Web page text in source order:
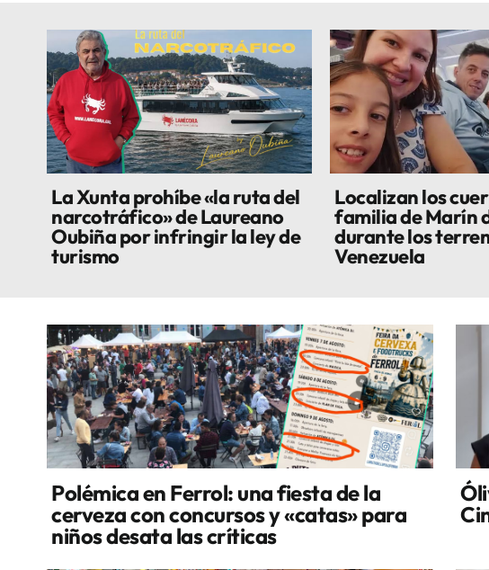
La Xunta prohíbe «la ruta del
narcotráfico» de Laureano
Oubiña por infringir la ley de
turismo
Localizan los
familia de Marín
durante los
Venezuela
Polémica en Ferrol: una fiesta de la
cerveza con concursos y «catas» para
niños desata las críticas